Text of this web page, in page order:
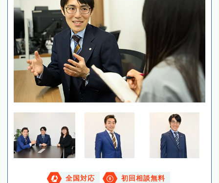
全国対応 初回相談無料